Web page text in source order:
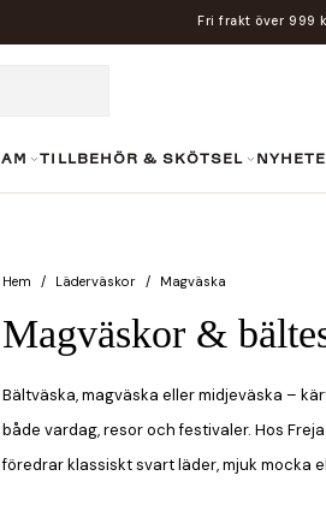
Fri frakt över 999
DAM TILLBEHÖR & SKÖTSEL
Hem Läderväskor Magväska
Magväskor &
Bältväska, magväska eller midjeväska –
både vardag, resor och festivaler. Hos
föredrar klassiskt svart läder, mjuk mocka